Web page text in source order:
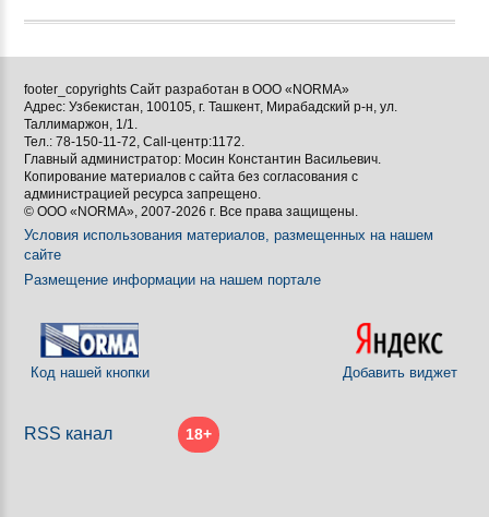
footer_copyrights Сайт разработан в ООО «NORMA»
Адрес: Узбекистан, 100105, г. Ташкент, Мирабадский р-н, ул.
Таллимаржон, 1/1.
Тел.: 78-150-11-72, Call-центр:1172.
Главный администратор: Мосин Константин Васильевич.
Копирование материалов с сайта без согласования с
администрацией ресурса запрещено.
© ООО «NORMA», 2007-2026 г. Все права защищены.
Условия использования материалов, размещенных на нашем
сайте
Размещение информации на нашем портале
Код нашей кнопки Добавить виджет
RSS канал 18+